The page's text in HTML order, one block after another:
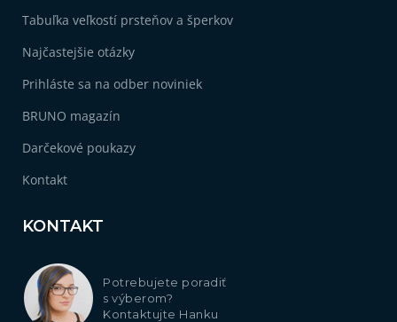
Tabuľka veľkostí prsteňov a šperkov
Najčastejšie otázky
Prihláste sa na odber noviniek
BRUNO magazín
Darčekové poukazy
Kontakt
KONTAKT
Potrebujete poradiť
s výberom?
Kontaktujte Hanku